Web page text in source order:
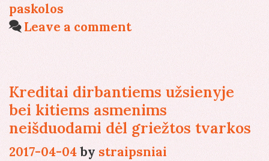
paskolos
Leave a comment
Kreditai dirbantiems užsienyje
bei kitiems asmenims
neišduodami dėl griežtos tvarkos
2017-04-04by straipsniai